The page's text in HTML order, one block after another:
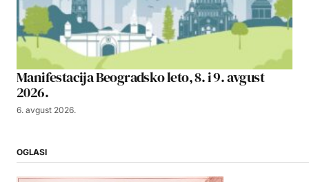
Manifestacija Beogradsko leto, 8. i 9. avgust
2026.
6. avgust 2026.
OGLASI